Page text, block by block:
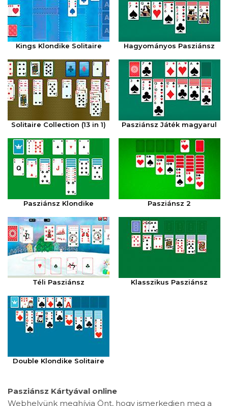
Kings Klondike Solitaire Hagyományos Pasziánsz
Solitaire Collection (13 in 1) Pasziánsz Játék magyarul
Pasziánsz Klondike Pasziánsz 2
Téli Pasziánsz Klasszikus Pasziánsz
Double Klondike Solitaire
Pasziánsz Kártyával online
Webhelyünk meghívja Önt, hogy ismerkedjen meg a